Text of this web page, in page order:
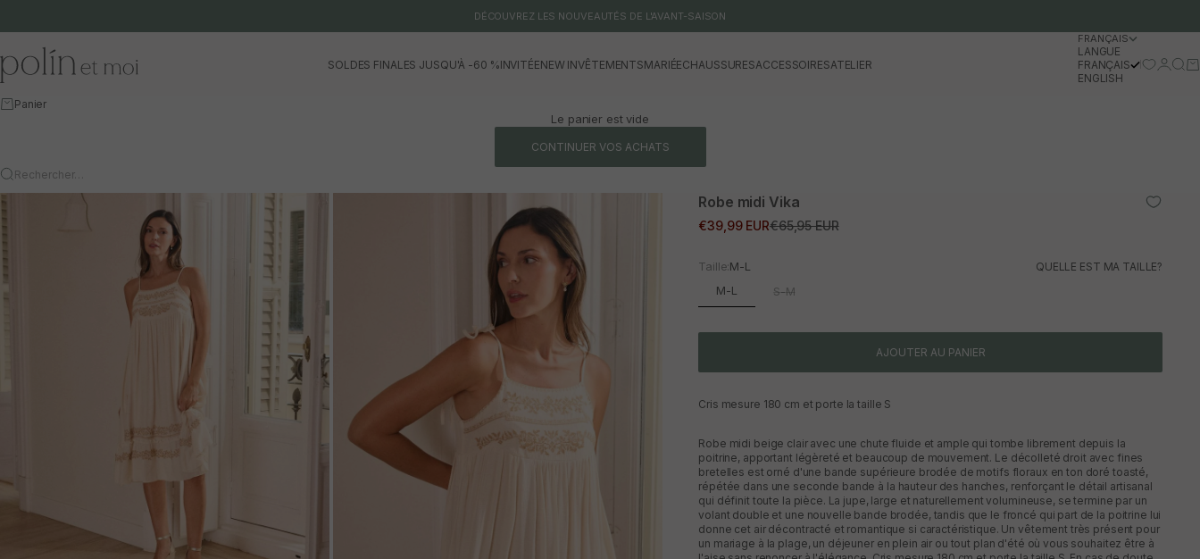
DÉCOUVREZ LES NOUVEAUTÉS DE L'AVANT-SAISON
Polín et moi
SOLDES FINALES JUSQU'À -60 %INVITÉENEW INVÊTEMENTSMARIÉECHAUSSURESACCESSOIRESATELIER
FRANÇAIS
LANGUE
FRANÇAIS
ENGLISH
Se
Panier
Le panier est vide
CONTINUER VOS ACHATS
Rechercher…
Robe midi Vika
Prix promotionnel
€39,99 EURPrix normal
€65,95 EUR
Taille:M-L QUELLE EST MA TAILLE?
M-L S-M
AJOUTER AU PANIER
Cris mesure 180 cm et porte la taille S
Robe midi beige clair avec une chute fluide et ample qui tombe librement depuis la
poitrine, apportant légèreté et beaucoup de mouvement. Le décolleté droit avec fines
bretelles est orné d'une bande supérieure brodée de motifs floraux en ton doré toasté,
répétée dans une seconde bande à la hauteur des hanches, renforçant le détail artisanal
qui définit toute la pièce. La jupe, large et naturellement volumineuse, se termine par un
volant double et une nouvelle bande brodée, tandis que le froncé qui part de la poitrine lui
donne cet air décontracté et romantique si caractéristique. Un vêtement très présent pour
un mariage à la plage, un déjeuner en plein air ou tout plan d'été où vous souhaitez être à